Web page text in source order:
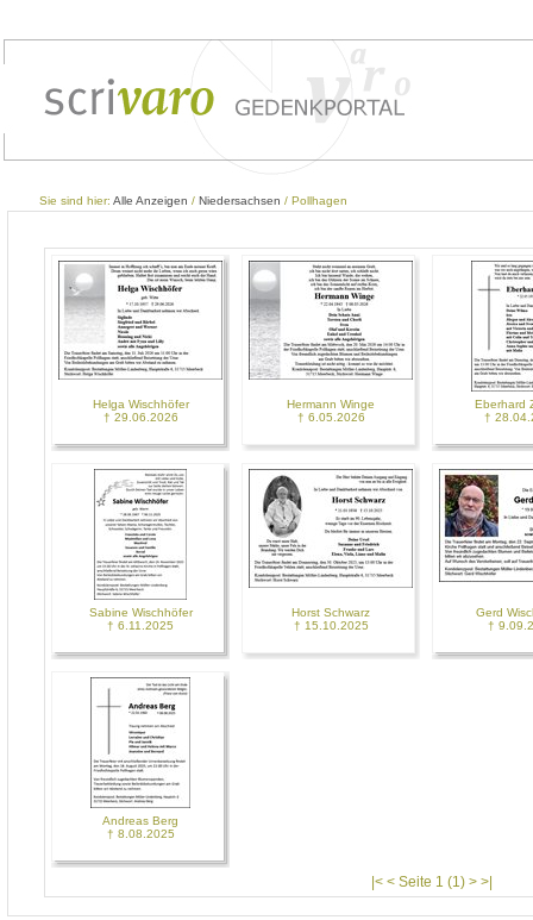
Sie sind hier: Alle Anzeigen / Niedersachsen / Pollhagen
Helga Wischhöfer
† 29.06.2026
Hermann Winge
† 6.05.2026
Eberhard
†
Sabine Wischhöfer
† 6.11.2025
Horst Schwarz
† 15.10.2025
Gerd
†
Andreas Berg
† 8.08.2025
|< < Seite 1 (1) > >|